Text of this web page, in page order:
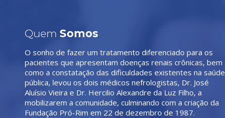
Quem Somos
O sonho de fazer um tratamento diferenciado para os
pacientes que apresentam doenças renais crônicas, bem
como a constatação das dificuldades existentes na saúde
pública, levou os dois médicos nefrologistas, Dr. José
Aluísio Vieira e Dr. Hercilio Alexandre da Luz Filho, a
mobilizarem a comunidade, culminando com a criação da
Fundação Pró-Rim em 22 de dezembro de 1987.